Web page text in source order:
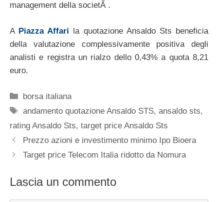
management della societÃ .
A Piazza Affari la quotazione Ansaldo Sts beneficia
della valutazione complessivamente positiva degli
analisti e registra un rialzo dello 0,43% a quota 8,21
euro.
Categorie
borsa italiana
Tag
andamento quotazione Ansaldo STS,ansaldo sts,
rating Ansaldo Sts, target price Ansaldo Sts
Prezzo azioni e investimento minimo Ipo Bioera
Target price Telecom Italia ridotto da Nomura
Lascia un commento